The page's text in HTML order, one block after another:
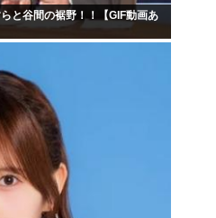
と谷間の裾野！！【GIF動画あ